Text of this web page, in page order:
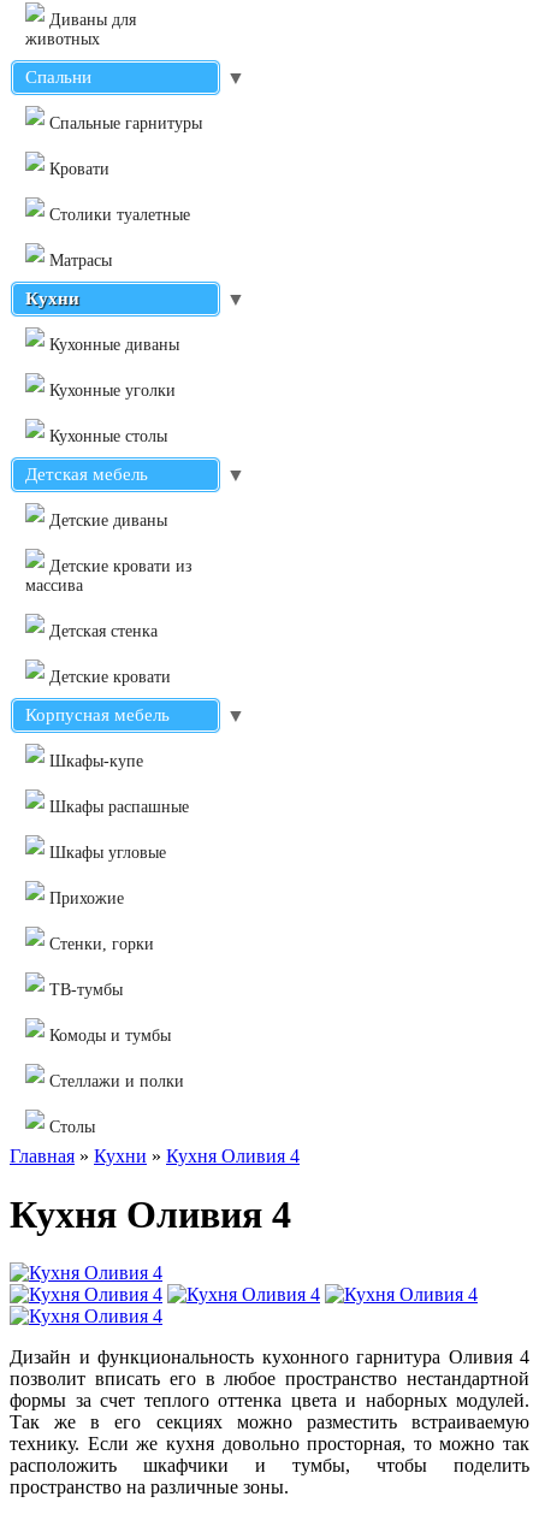
Диваны для
животных
Спальни ▼
Cпальные гарнитуры
Кровати
Столики туалетные
Матрасы
Кухни ▼
Кухонные диваны
Кухонные уголки
Кухонные столы
Детская мебель ▼
Детские диваны
Детские кровати из
массива
Детская стенка
Детские кровати
Корпусная мебель ▼
Шкафы-купе
Шкафы распашные
Шкафы угловые
Прихожие
Стенки, горки
ТВ-тумбы
Комоды и тумбы
Стеллажи и полки
Столы
Главная » Кухни » Кухня Оливия 4
Кухня Оливия 4
Дизайн и функциональность кухонного гарнитура Оливия 4
позволит вписать его в любое пространство нестандартной
формы за счет теплого оттенка цвета и наборных модулей.
Так же в его секциях можно разместить встраиваемую
технику. Если же кухня довольно просторная, то можно так
расположить шкафчики и тумбы, чтобы поделить
пространство на различные зоны.